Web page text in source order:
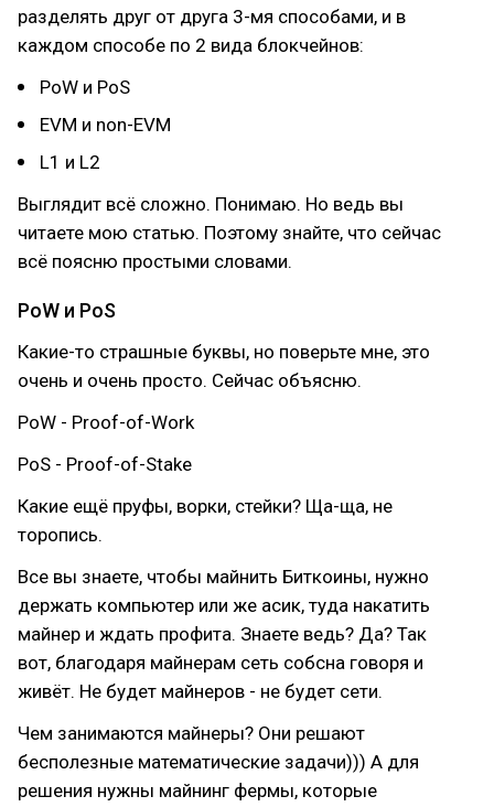
разделять друг от друга 3-мя способами, и в
каждом способе по 2 вида блокчейнов:
PoW и PoS
EVM и non-EVM
L1 и L2
Выглядит всё сложно. Понимаю. Но ведь вы
читаете мою статью. Поэтому знайте, что сейчас
всё поясню простыми словами.
PoW и PoS
Какие-то страшные буквы, но поверьте мне, это
очень и очень просто. Сейчас объясню.
PoW - Proof-of-Work
PoS - Proof-of-Stake
Какие ещё пруфы, ворки, стейки? Ща-ща, не
торопись.
Все вы знаете, чтобы майнить Биткоины, нужно
держать компьютер или же асик, туда накатить
майнер и ждать профита. Знаете ведь? Да? Так
вот, благодаря майнерам сеть собсна говоря и
живёт. Не будет майнеров - не будет сети.
Чем занимаются майнеры? Они решают
бесполезные математические задачи))) А для
решения нужны майнинг фермы, которые